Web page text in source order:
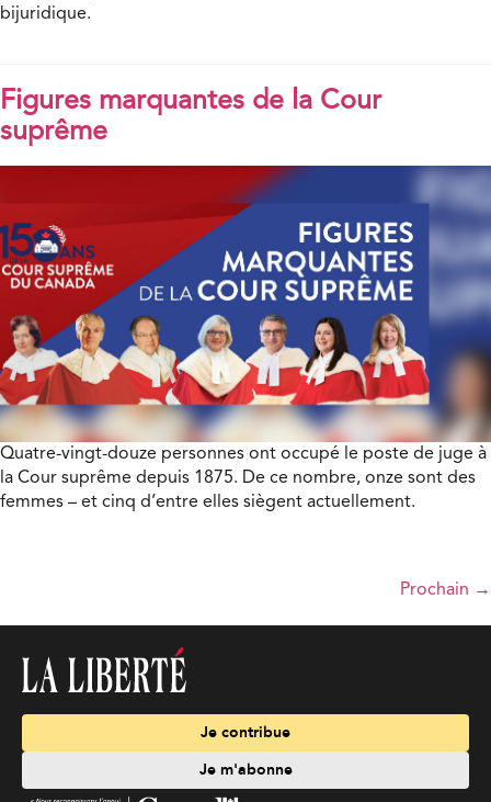
bijuridique.
Figures marquantes de la Cour
suprême
Quatre-vingt-douze personnes ont occupé le poste de juge à
la Cour suprême depuis 1875. De ce nombre, onze sont des
femmes – et cinq d’entre elles siègent actuellement.
Prochain →
Je contribue
Je m'abonne